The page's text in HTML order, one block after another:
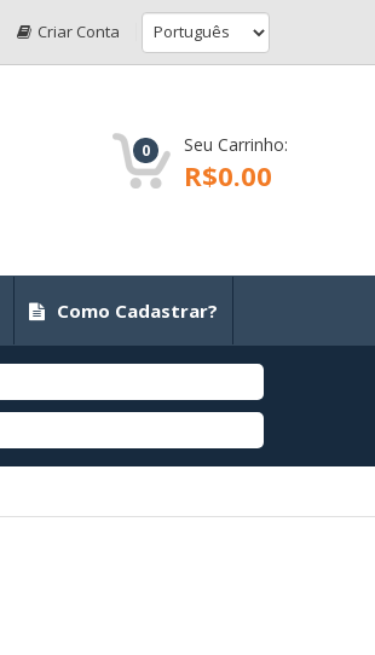
Criar Conta
0 Seu Carrinho:
R$0.00
Como Cadastrar?